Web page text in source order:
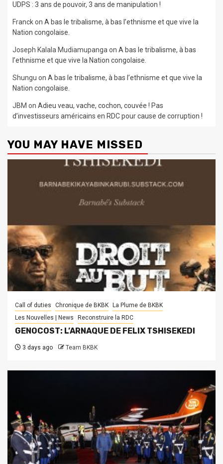
UDPS : 3 ans de pouvoir, 3 ans de manipulation !
Franckon A bas le tribalisme, à bas l’ethnisme et que vive la
Nation congolaise.
Joseph Kalala Mudiamupanga on A bas le tribalisme, à bas
l’ethnisme et que vive la Nation congolaise.
Shungu on A bas le tribalisme, à bas l’ethnisme et que vive la
Nation congolaise.
JBM on Adieu veau, vache, cochon, couvée ! Pas
d’investisseurs américains en RDC pour cause de corruption !
YOU MAY HAVE MISSED
Call of duties Chronique de BKBK
La Plume de BKBK
Les Nouvelles | News
Reconstruire la RDC
GENOCOST: L’ARNAQUE DE FELIX TSHISEKEDI
3 days ago Team BKBK